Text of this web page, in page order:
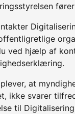
ved hjælp af
at
ikke svarer
til